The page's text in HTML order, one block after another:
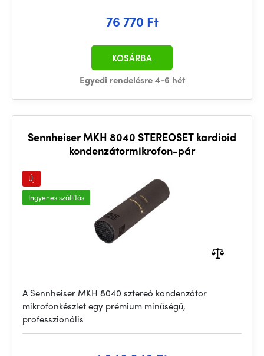
76 770 Ft
Egyedi rendelésre 4-6 hét
KOSÁRBA
Sennheiser MKH 8040 STEREOSET kardioid
kondenzátormikrofon-pár
Új
Ingyenes szállítás
A Sennheiser MKH 8040 sztereó kondenzátor
mikrofonkészlet egy prémium minőségű,
professzionális